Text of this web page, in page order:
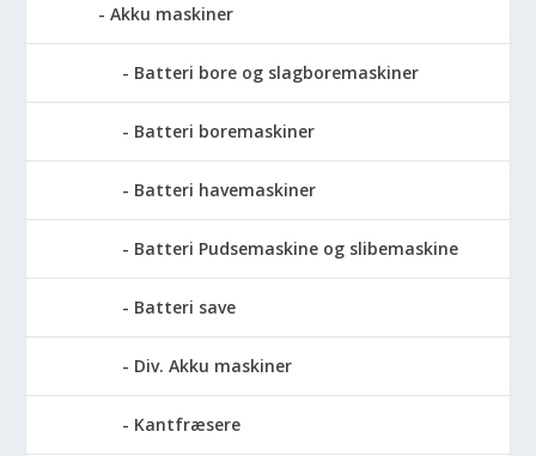
Akku maskiner
Batteri bore og slagboremaskiner
Batteri boremaskiner
Batteri havemaskiner
Batteri Pudsemaskine og slibemaskine
Batteri save
Div. Akku maskiner
Kantfræsere